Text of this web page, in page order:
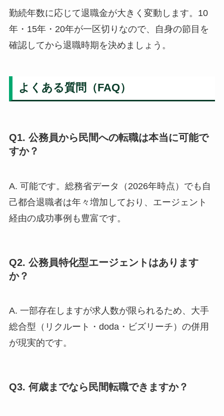
勤続年数に応じて退職金が大きく変動します。10
年・15年・20年が一区切りなので、自身の節目を
確認してから退職時期を決めましょう。
よくある質問（FAQ）
Q1. 公務員から民間への転職は本当に可能で
すか？
A. 可能です。総務省データ（2026年時点）でも自
己都合退職者は年々増加しており、エージェント
経由の成功事例も豊富です。
Q2. 公務員特化型エージェントはあります
か？
A. 一部存在しますが求人数が限られるため、大手
総合型（リクルート・doda・ビズリーチ）の併用
が現実的です。
Q3. 何歳までなら民間転職できますか？